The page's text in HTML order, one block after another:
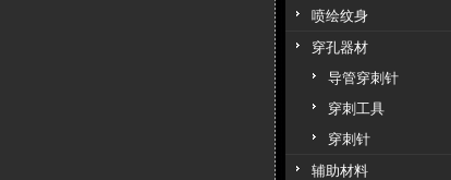
喷绘纹身
穿孔器材
导管穿刺针
穿刺工具
穿刺针
辅助材料